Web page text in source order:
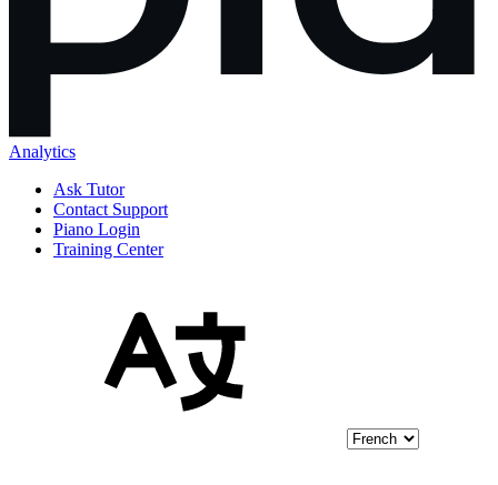
Analytics
Ask Tutor
Contact Support
Piano Login
Training Center